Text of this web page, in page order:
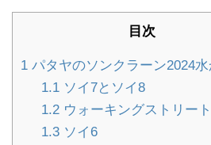
目次
1 パタヤのソンクラーン2024水
1.1ソイ7とソイ8
1.2ウォーキングストリート
1.3ソイ6